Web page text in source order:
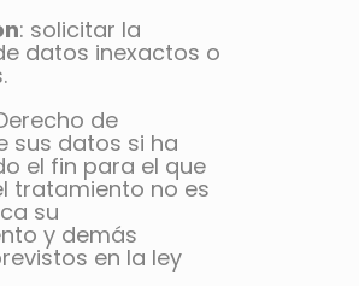
: solicitar la
datos inexactos o
de
sus datos si ha
el fin para el que
tratamiento no es
su
y demás
en la ley